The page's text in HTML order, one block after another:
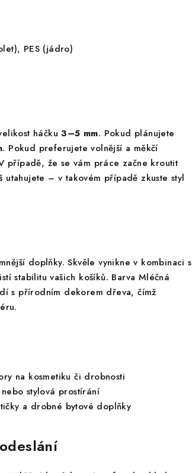
PES (jádro)
háčku3–5 mm. Pokud plánujete
. Pokud preferujete volnější a měkčí
případě, že se vám práce začne kroutit
– v takovém případě zkuste styl
doplňky. Skvěle vynikne v kombinaci s
stabilitu vašich košíků. Barva Mléčná
s přírodním dekorem dřeva, čímž
na kosmetiku či drobnosti
stylová prostírání
a drobné bytové doplňky